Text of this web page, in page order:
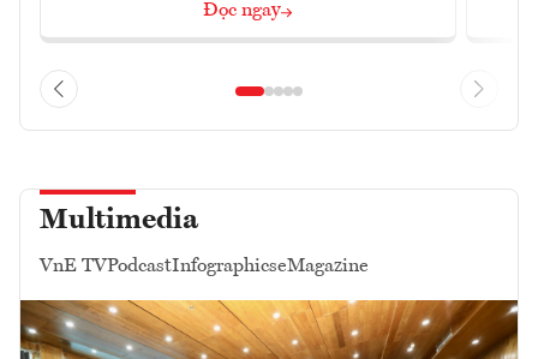
Đọc ngay
Multimedia
VnE TVPodcastInfographicseMagazine